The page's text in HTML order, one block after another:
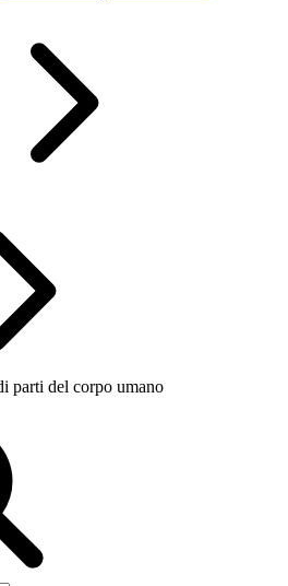
parti del corpo umano